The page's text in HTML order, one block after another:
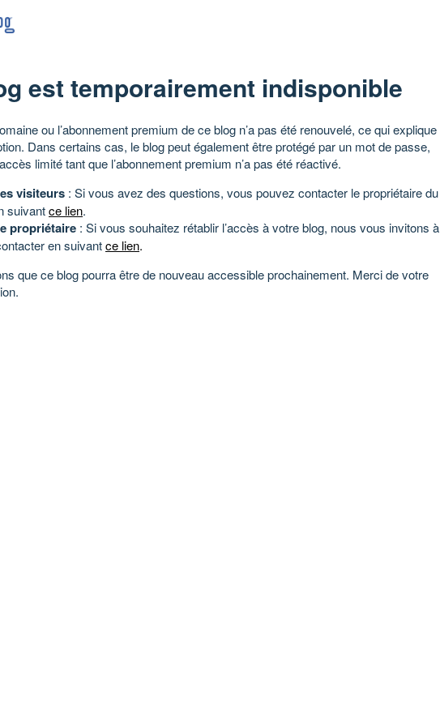
est temporairement indisponible
ou l’abonnement premium de ce blog n’a pas été renouvelé, ce qui explique
Dans certains cas, le blog peut également être protégé par un mot de passe,
limité tant que l’abonnement premium n’a pas été réactivé.
visiteurs : Si vous avez des questions, vous pouvez contacter le propriétaire du
suivantce lien.
propriétaire : Si vous souhaitez rétablir l’accès à votre blog, nous vous invitons à
en suivantce lien.
que ce blog pourra être de nouveau accessible prochainement. Merci de votre